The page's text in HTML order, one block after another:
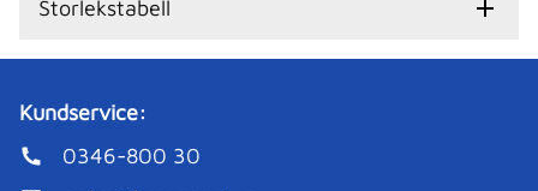
Storlekstabell
Kundservice:
0346-800 30